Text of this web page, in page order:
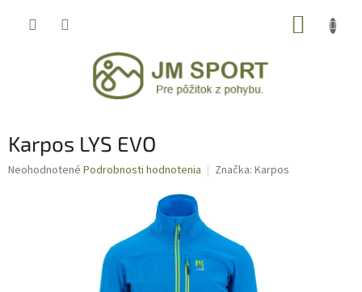
Karpos LYS EVO
Priemerné
Neohodnotené Podrobnosti hodnotenia Značka: Karpos